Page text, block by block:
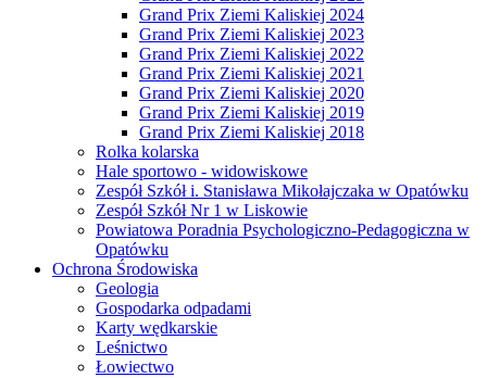
Grand Prix Ziemi Kaliskiej 2024
Grand Prix Ziemi Kaliskiej 2023
Grand Prix Ziemi Kaliskiej 2022
Grand Prix Ziemi Kaliskiej 2021
Grand Prix Ziemi Kaliskiej 2020
Grand Prix Ziemi Kaliskiej 2019
Grand Prix Ziemi Kaliskiej 2018
Rolka kolarska
Hale sportowo - widowiskowe
Zespół Szkół i. Stanisława Mikołajczaka w Opatówku
Zespół Szkół Nr 1 w Liskowie
Powiatowa Poradnia Psychologiczno-Pedagogiczna w
Opatówku
Ochrona Środowiska
Geologia
Gospodarka odpadami
Karty wędkarskie
Leśnictwo
Łowiectwo